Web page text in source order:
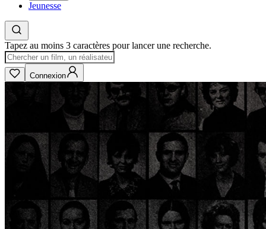
Jeunesse
Tapez au moins 3 caractères pour lancer une recherche.
Connexion